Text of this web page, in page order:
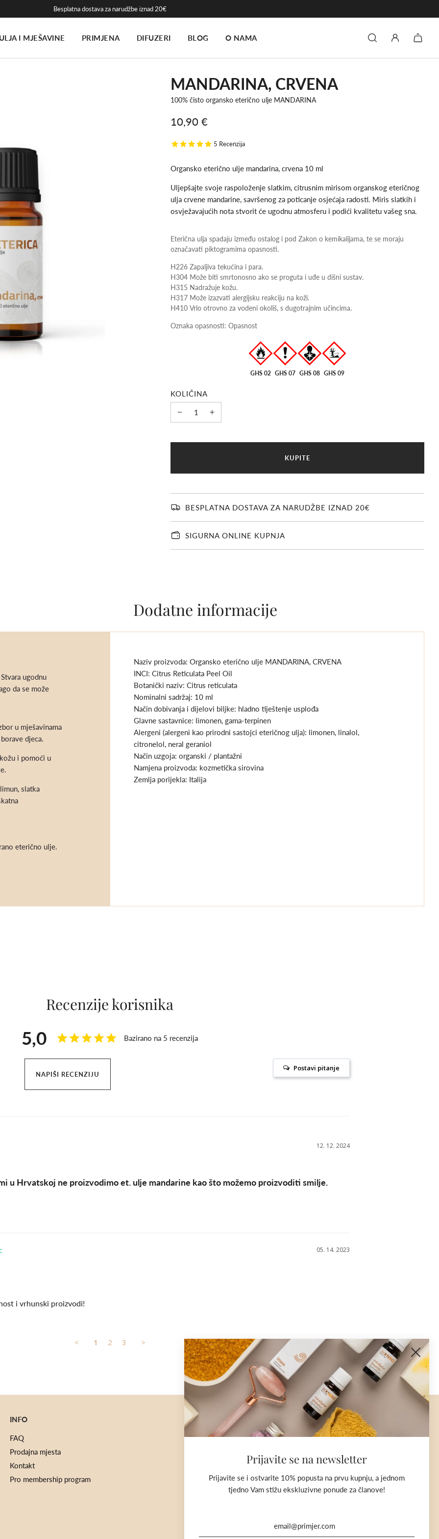
Besplatna dostava za narudžbe iznad 20€
I MJEŠAVINE PRIMJENA DIFUZERI BLOG O NAMA
MANDARINA, CRVENA
100% čisto organsko eterično ulje MANDARINA
Snižena
Redovna
10,90 €
5 Recenzija
Organsko eterično ulje mandarina, crvena 10 ml
Uljepšajte svoje raspoloženje slatkim, citrusnim mirisom organskog eteričnog
ulja crvene mandarine, savršenog za poticanje osjećaja radosti. Miris slatkih i
osvježavajućih nota stvorit će ugodnu atmosferu i podići kvalitetu vašeg sna.
Eterična ulja spadaju između ostalog i pod Zakon o kemikalijama, te se moraju
označavati piktogramima opasnosti.
H226 Zapaljiva tekućina i para.
H304 Može biti smrtonosno ako se proguta i uđe u dišni sustav.
H315 Nadražuje kožu.
H317 Može izazvati alergijsku reakciju na koži.
H410 Vrlo otrovno za vodeni okoliš, s dugotrajnim učincima.
Oznaka opasnosti: Opasnost
GHS 02 GHS 07 GHS 08 GHS 09
KOLIČINA
U
I
A
A
E
KUPITE
BESPLATNA DOSTAVA ZA NARUDŽBE IZNAD 20€
SIGURNA ONLINE KUPNJA
ugodnu
da se može
u mješavinama
djeca.
i pomoći u
slatka
eterično ulje.
medicinski
s liječnikom ili
Dodatne informacije
Naziv proizvoda: Organsko eterično ulje MANDARINA, CRVENA
INCI: Citrus Reticulata Peel Oil
Botanički naziv: Citrus reticulata
Nominalni sadržaj: 10 ml
Način dobivanja i dijelovi biljke: hladno tiještenje usplođa
Glavne sastavnice: limonen, gama-terpinen
Alergeni (alergeni kao prirodni sastojci eteričnog ulja): limonen, linalol,
citronelol, neral geraniol
Način uzgoja: organski / plantažni
Namjena proizvoda: kozmetička sirovina
Zemlja porijekla: Italija
Recenzije korisnika
5,0 Bazirano na 5 recenzija
NAPIŠI RECENZIJU
Postavi pitanje
12. 12. 2024
u Hrvatskoj ne proizvodimo et. ulje mandarine kao što možemo proizvoditi smilje.
05. 14. 2023
i vrhunski proizvodi!
< 1 2 3 >
INFO
FAQ
Prodajna mjesta
Kontakt
Pro membership program
PRIJAVITE SE NA NEWSLETTER
Ostvarite 10% popusta na prvu kupnju prijavom na
ekskluzivnim popustima na Vaše omiljene proizvode i
novostima u našoj ponudi.
Prijavite se na newsletter
Prijavite se i ostvarite 10% popusta na prvu kupnju, a jednom
tjedno Vam stižu ekskluzivne ponude za članove!